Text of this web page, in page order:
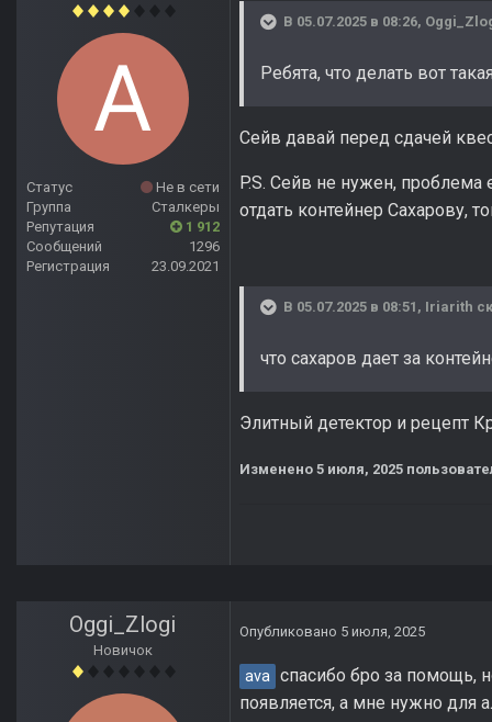
Статус
Не в сети
Группа
Сталкеры
Репутация
1 912
Сообщений
1296
Регистрация
23.09.2021
В 05.07.2025 в 08:26,
Ребята, что делать вот
Сейв давай перед сдачей
P.S. Сейв не нужен,
отдать контейнер Сахарову,
В 05.07.2025 в 08:51, Iriarith
что сахаров дает за
Элитный детектор и рецепт
Изменено 5 июля, 2025
Oggi_Zlogi
Новичок
Опубликовано 5 июля, 2025
ava спасибо бро за помощь,
появляется, а мне нужно для